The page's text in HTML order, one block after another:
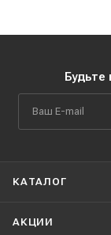
Будьте
КАТАЛОГ
АКЦИИ